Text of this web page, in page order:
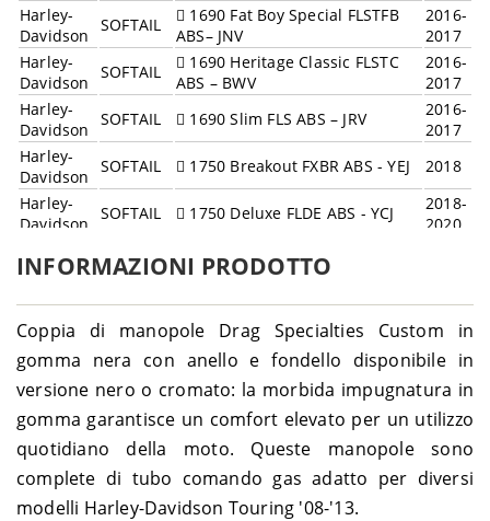
Harley-
Davidson
SOFTAIL
1690 Fat Boy Special FLSTFB
ABS– JNV
2016-
2017
Harley-
Davidson
SOFTAIL
1690 Heritage Classic FLSTC
ABS – BWV
2016-
2017
Harley-
Davidson
SOFTAIL 1690 Slim FLS ABS – JRV
2016-
2017
Harley-
Davidson
SOFTAIL 1750 Breakout FXBR ABS - YEJ
2018
Harley-
Davidson
SOFTAIL 1750 Deluxe FLDE ABS - YCJ
2018-
2020
Davidson
SOFTAIL 1750 Fat Bob FXFB ABS - YKJ
SOFTAIL 1750 Fat Boy FLFB ABS - YFJ
Harley-
Davidson
SOFTAIL
1750 Heritage Classic FLHC
ABS - YAJ
2018-
2022
Harley-
Davidson
SOFTAIL 1750 Low Rider FXLR ABS - YNJ 2018-
2020
Harley-
Davidson
SOFTAIL 1750 Slim FLSL ABS - YDJ
2021
Harley-
Davidson
SOFTAIL
1750 Sport Glide FLSB ABS -
YMJ
2018-
INFORMAZIONI PRODOTTO
Coppia di manopole Drag Specialties Custom in
gomma nera con anello e fondello disponibile in
versione nero o cromato: la morbida impugnatura in
gomma garantisce un comfort elevato per un utilizzo
quotidiano della moto. Queste manopole sono
complete di tubo comando gas adatto per diversi
modelli Harley-Davidson Touring '08-'13.